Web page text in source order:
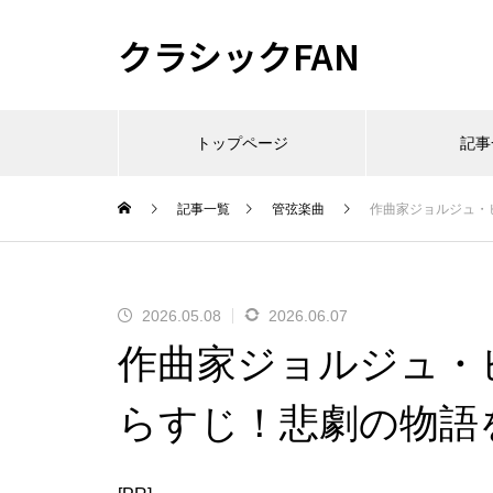
クラシックFAN
トップページ 記
記事一覧 管弦楽曲 作曲家ジョルジュ
2026.05.08 2026.06.07
作曲家ジョルジュ
らすじ！悲劇の物語